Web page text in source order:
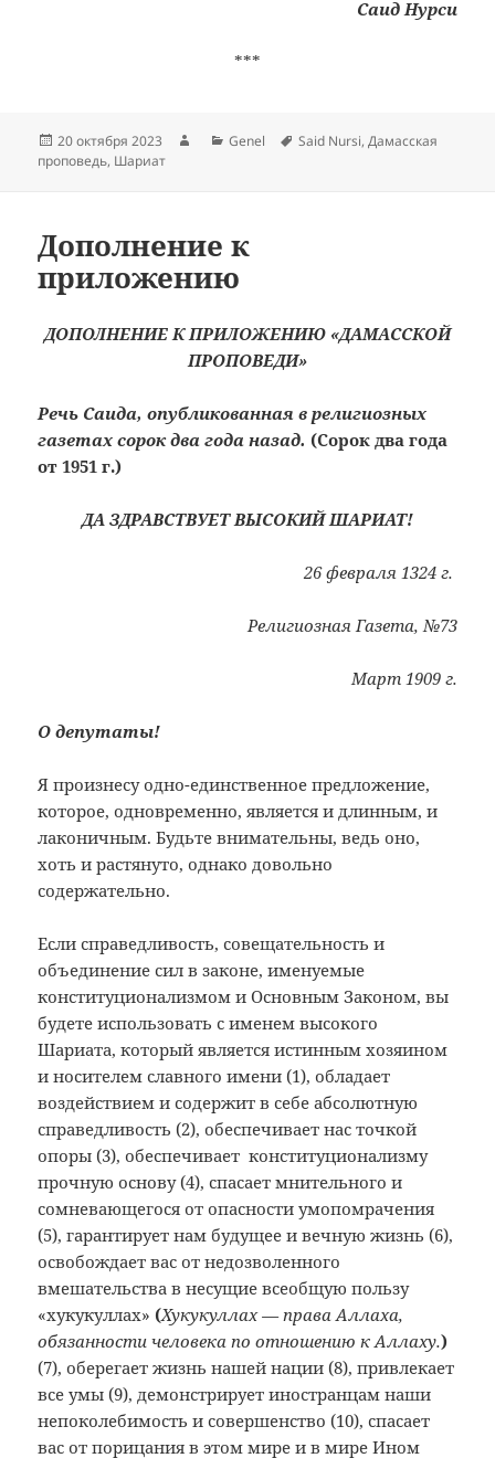
Саид Нурси
***
Опубликовано
20 октября 2023 АвторРубрики
Genel Метки
Said Nursi,Дамасская
проповедь, Шариат
Дополнение к
приложению
ДОПОЛНЕНИЕ К ПРИЛОЖЕНИЮ «ДАМАССКОЙ
ПРОПОВЕДИ»
Речь Саида, опубликованная в религиозных
газетах сорок два года назад. (Сорок два года
от 1951 г.)
ДА ЗДРАВСТВУЕТ ВЫСОКИЙ ШАРИАТ!
26 февраля 1324 г.
Религиозная Газета, №73
Март 1909 г.
О депутаты!
Я произнесу одно-единственное предложение,
которое, одновременно, является и длинным, и
лаконичным. Будьте внимательны, ведь оно,
хоть и растянуто, однако довольно
содержательно.
Если справедливость, совещательность и
объединение сил в законе, именуемые
конституционализмом и Основным Законом, вы
будете использовать с именем высокого
Шариата, который является истинным хозяином
и носителем славного имени (1), обладает
воздействием и содержит в себе абсолютную
справедливость (2), обеспечивает нас точкой
опоры (3), обеспечивает конституционализму
прочную основу (4), спасает мнительного и
сомневающегося от опасности умопомрачения
(5), гарантирует нам будущее и вечную жизнь (6),
освобождает вас от недозволенного
вмешательства в несущие всеобщую пользу
«хукукуллах» (Хукукуллах — права Аллаха,
обязанности человека по отношению к Аллаху.)
(7), оберегает жизнь нашей нации (8), привлекает
все умы (9), демонстрирует иностранцам наши
непоколебимость и совершенство (10), спасает
вас от порицания в этом мире и в мире Ином